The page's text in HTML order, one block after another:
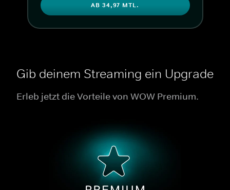
AB 34,97 MTL.
Gib deinem Streaming ein Upgrade
Erleb jetzt die Vorteile von WOW Premium.